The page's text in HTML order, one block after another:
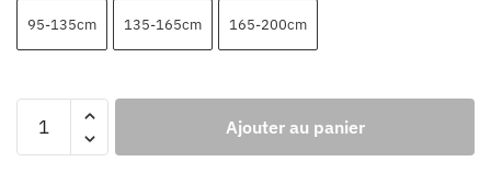
95-135cm 135-165cm 165-200cm
Ajouter au panier